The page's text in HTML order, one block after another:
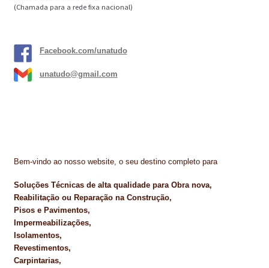
(Chamada para a rede fixa nacional)
Facebook.com/unatudo
unatudo@gmail.com
Bem-vindo ao nosso website, o seu destino completo para
Soluções Técnicas de alta qualidade para Obra nova,
Reabilitação ou Reparação na Construção,
Pisos e Pavimentos,
Impermeabilizações,
Isolamentos,
Revestimentos,
Carpintarias,